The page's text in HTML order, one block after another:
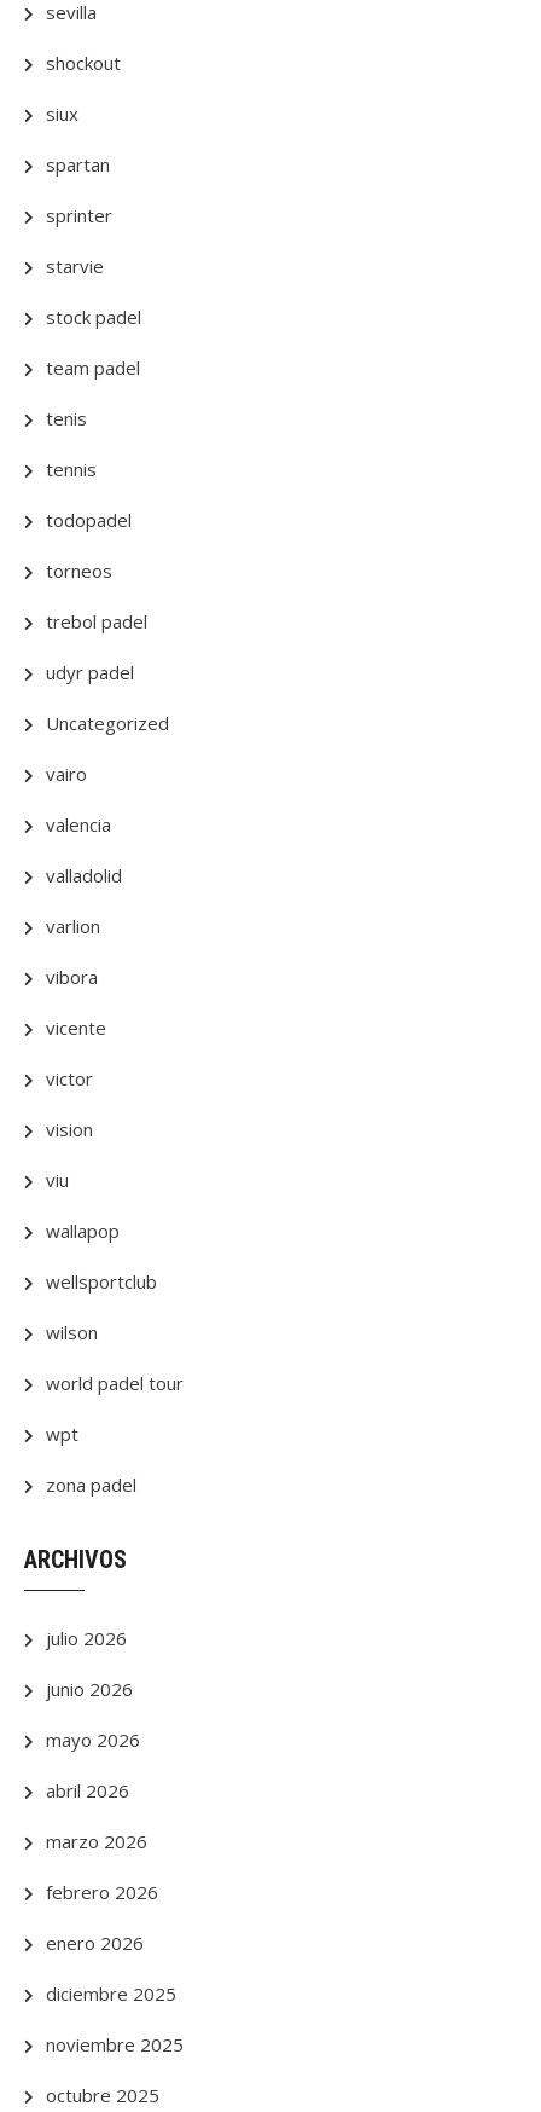
sevilla
shockout
siux
spartan
sprinter
starvie
stock padel
team padel
tenis
tennis
todopadel
torneos
trebol padel
udyr padel
Uncategorized
vairo
valencia
valladolid
varlion
vibora
vicente
victor
vision
viu
wallapop
wellsportclub
wilson
world padel tour
wpt
zona padel
ARCHIVOS
julio 2026
junio 2026
mayo 2026
abril 2026
marzo 2026
febrero 2026
enero 2026
diciembre 2025
noviembre 2025
octubre 2025